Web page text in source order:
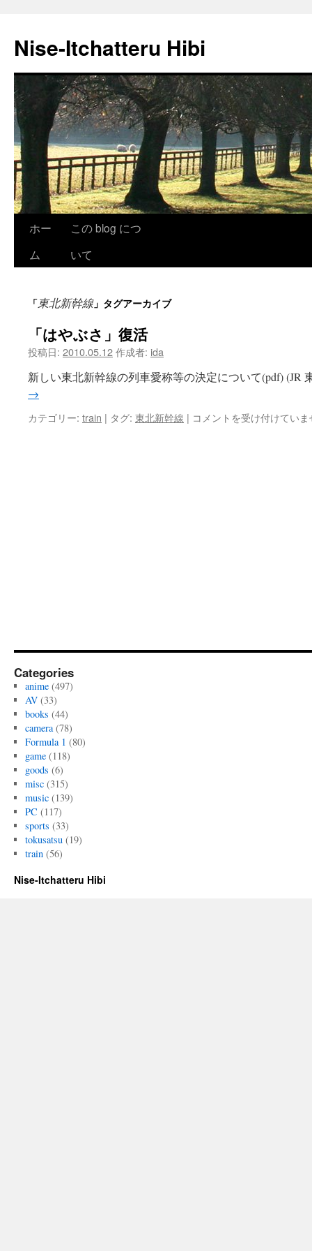
Nise-Itchatteru Hibi
へ
ス
ホー
ム
この blog につ
いて
「東北新幹線」タグアーカイブ
「はやぶさ」復活
投稿日: 2010.05.12作成者: ida
新しい東北新幹線の列車愛称等の決定について(pdf)
→
カテゴリー: train | タグ: 東北新幹線 | 「は
コメントを受け付けてい
Categories
anime(497)
AV(33)
books (44)
camera(78)
Formula 1 (80)
game(118)
goods (6)
misc(315)
music(139)
PC (117)
sports (33)
tokusatsu(19)
train(56)
Nise-Itchatteru Hibi